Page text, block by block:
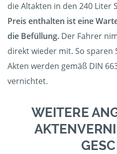
die Altakten in den 240 Liter
Preis enthalten ist eine
die Befüllung. Der Fahrer
direkt wieder mit. So sparen
Akten werden gemäß DIN
vernichtet.
WEITERE